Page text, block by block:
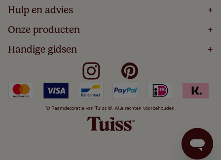
Home
Over
Bestellen
Winacties
Veelgestelde Vragen
Hulp en advies +
Volg Je Bestelling
Levering
5 Jaar Garantie
Algemene Voorwaarden
Kindveiligheid
Cookies
Herroepingsrecht
Onze producten +
Houten Jaloezieën
Rolgordijnen
Verticale Jaloezieën
Duo Rolgordijnen
Duo Plisségordijnen
Handige gidsen +
Meten Voor Raamdecoratie
Badkamer Raamdecoratie
Slaapkamer Raamdecoratie
Keuken Raamdecoratie
De Jaloezieën Gids
Jaloezieënwoordenboek
© Raamdecoratie van Tuiss ®. Alle rechten voorbehouden.